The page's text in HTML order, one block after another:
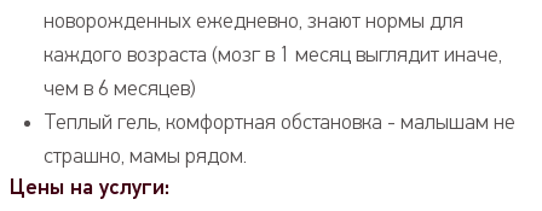
новорожденных ежедневно, знают нормы для
каждого возраста (мозг в 1 месяц выглядит иначе,
чем в 6 месяцев)
Теплый гель, комфортная обстановка - малышам не
страшно, мамы рядом.
Цены на услуги: